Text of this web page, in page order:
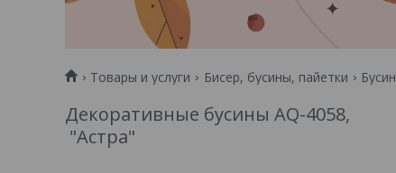
Товары и услуги Бисер, бусины, пайетки
Декоративные бусины AQ-4058,
"Астра"